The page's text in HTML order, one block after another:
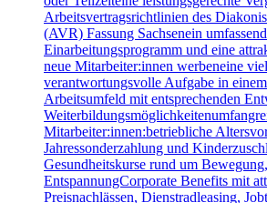
Arbeitsvertragsrichtlinien des
(AVR) Fassung Sachsenein
Einarbeitungsprogramm und eine
neue Mitarbeiter:innen werbeneine
verantwortungsvolle Aufgabe in einem
Arbeitsumfeld mit entsprechenden
Mitarbeiter:innen:betriebliche
Jahressonderzahlung und
Gesundheitskurse rund um
EntspannungCorporate Benefits mit
Preisnachlässen, Dienstradleasing,